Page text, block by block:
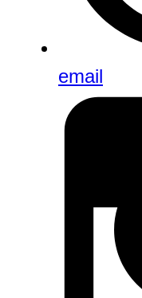
email